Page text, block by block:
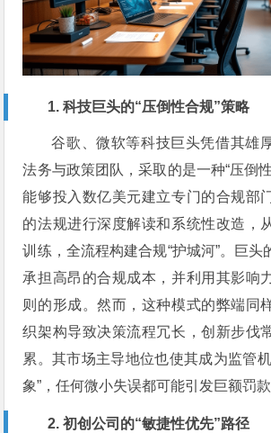
1. 科技巨头的“压倒性合规”策略
谷歌、微软等科技巨头凭借其雄
法务与政策团队，采取的是一种“压倒
能够投入数亿美元建立专门的合规部
的法规进行深度解读和系统性改造，
训练，全流程构建合规“护城河”。巨头
承担高昂的合规成本，并利用其影响
则的形成。然而，这种模式的弊端同
织架构导致决策流程冗长，创新步伐
累。其市场主导地位也使其成为监管
象”，任何微小失误都可能引发巨额罚款
2. 初创公司的“敏捷性优先”路径